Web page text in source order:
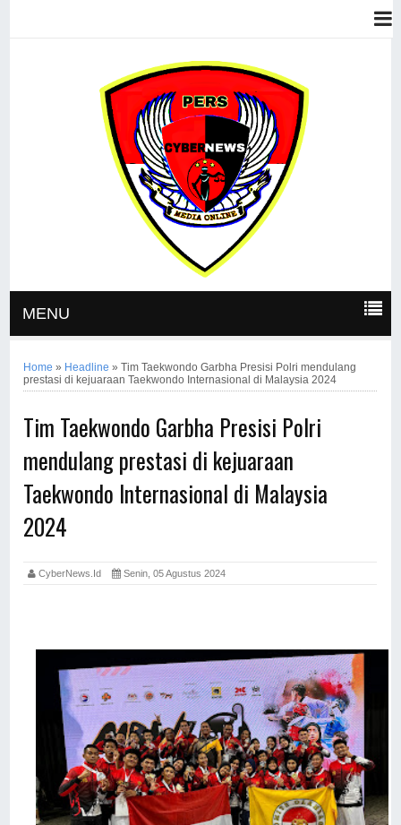
MENU
Home » Headline »Tim Taekwondo Garbha Presisi Polri mendulang
prestasi di kejuaraan Taekwondo Internasional di Malaysia 2024
Tim Taekwondo Garbha Presisi Polri
mendulang prestasi di kejuaraan
Taekwondo Internasional di Malaysia
2024
CyberNews.id Senin, 05 Agustus 2024